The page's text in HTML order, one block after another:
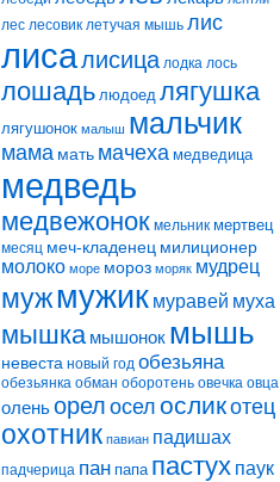
лес лесовик летучая мышь лис
лисалисица лодка лось
лошадь людоед лягушка
лягушонок малыш мальчик
мама мать мачеха медведица
медведь
медвежонок мельник мертвец
месяц меч-кладенец милиционер
молоко море мороз моряк мудрец
мужмужик муравей муха
мышка мышонок мышь
невеста новый год обезьяна
обезьянка обман оборотень овечка овца
оленьорелоселосликотец
охотник павиан падишах
падчерица пан папа пастух паук